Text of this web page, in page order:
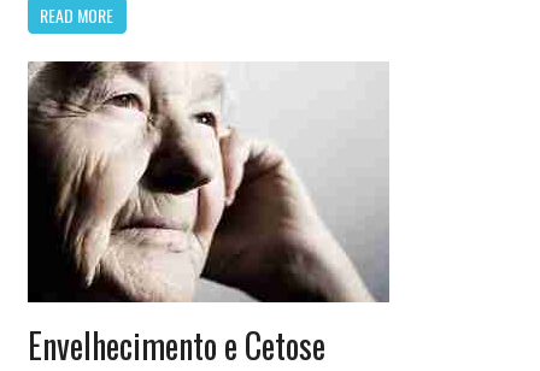
READ MORE
Cetogênica
Envelhecimento e Cetose